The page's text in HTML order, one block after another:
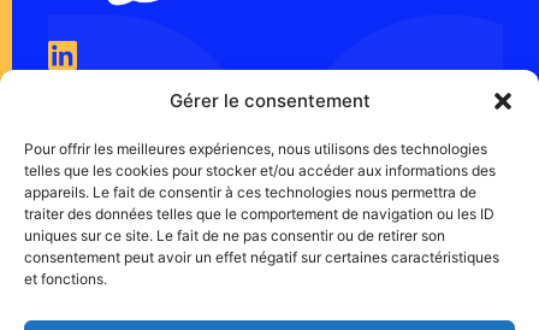
Gérer le consentement
Pour offrir les meilleures expériences, nous utilisons des technologies
telles que les cookies pour stocker et/ou accéder aux informations des
appareils. Le fait de consentir à ces technologies nous permettra de
traiter des données telles que le comportement de navigation ou les ID
uniques sur ce site. Le fait de ne pas consentir ou de retirer son
consentement peut avoir un effet négatif sur certaines caractéristiques
et fonctions.
Mentions légales
Charte d'utilisation des cookies
Conditions-générales